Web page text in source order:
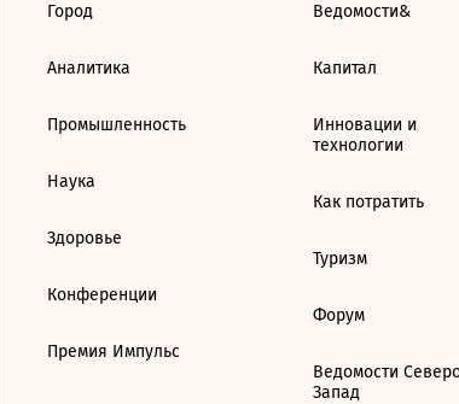
Город
Аналитика
Промышленность
Наука
Здоровье
Конференции
Премия Импульс
Ведомости&
Капитал
Инновации и
технологии
Как потратить
Туризм
Форум
Ведомости
Запад